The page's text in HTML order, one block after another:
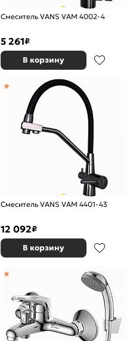
Смеситель VANS VAM 4002-4
5 261₽
В корзину
Смеситель VANS VAM 4401-43
12 092₽
В корзину